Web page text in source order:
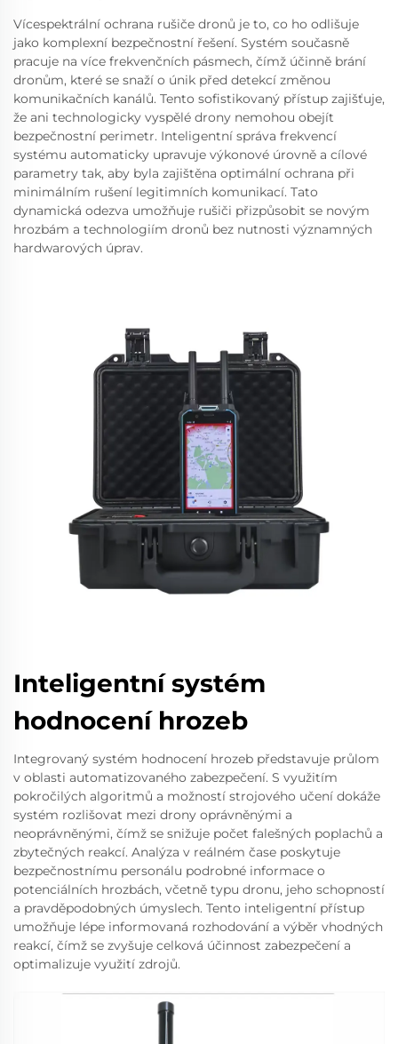
Vícespektrální ochrana rušiče dronů je to, co ho odlišuje
jako komplexní bezpečnostní řešení. Systém současně
pracuje na více frekvenčních pásmech, čímž účinně brání
dronům, které se snaží o únik před detekcí změnou
komunikačních kanálů. Tento sofistikovaný přístup zajišťuje,
že ani technologicky vyspělé drony nemohou obejít
bezpečnostní perimetr. Inteligentní správa frekvencí
systému automaticky upravuje výkonové úrovně a cílové
parametry tak, aby byla zajištěna optimální ochrana při
minimálním rušení legitimních komunikací. Tato
dynamická odezva umožňuje rušiči přizpůsobit se novým
hrozbám a technologiím dronů bez nutnosti významných
hardwarových úprav.
Inteligentní systém
hodnocení hrozeb
Integrovaný systém hodnocení hrozeb představuje průlom
v oblasti automatizovaného zabezpečení. S využitím
pokročilých algoritmů a možností strojového učení dokáže
systém rozlišovat mezi drony oprávněnými a
neoprávněnými, čímž se snižuje počet falešných poplachů a
zbytečných reakcí. Analýza v reálném čase poskytuje
bezpečnostnímu personálu podrobné informace o
potenciálních hrozbách, včetně typu dronu, jeho schopností
a pravděpodobných úmyslech. Tento inteligentní přístup
umožňuje lépe informovaná rozhodování a výběr vhodných
reakcí, čímž se zvyšuje celková účinnost zabezpečení a
optimalizuje využití zdrojů.